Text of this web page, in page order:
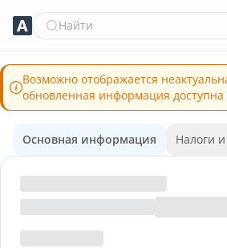
Найти
Возможно отображается
обновленная информация
Основная информация Налоги